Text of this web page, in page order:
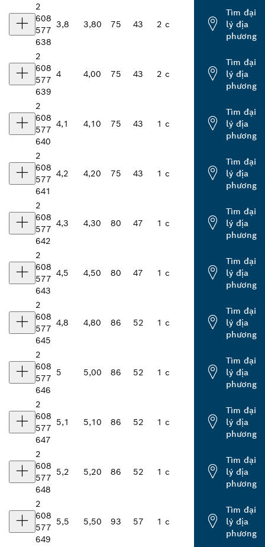
2
608
577
638
3,8 3,80 75 43 2 c
Tìm đại
lý địa
phương
2
608
577
639
4 4,00 75 43 2 c
Tìm đại
lý địa
phương
2
608
577
640
4,1 4,10 75 43 1 c
Tìm đại
lý địa
phương
2
608
577
641
4,2 4,20 75 43 1 c
Tìm đại
lý địa
phương
2
608
577
642
4,3 4,30 80 47 1 c
Tìm đại
lý địa
phương
2
608
577
643
4,5 4,50 80 47 1 c
Tìm đại
lý địa
phương
2
608
577
645
4,8 4,80 86 52 1 c
Tìm đại
lý địa
phương
2
608
577
646
5 5,00 86 52 1 c
Tìm đại
lý địa
phương
2
608
577
647
5,1 5,10 86 52 1 c
Tìm đại
lý địa
phương
2
608
577
648
5,2 5,20 86 52 1 c
Tìm đại
lý địa
phương
2
608
577
649
5,5 5,50 93 57 1 c
Tìm đại
lý địa
phương